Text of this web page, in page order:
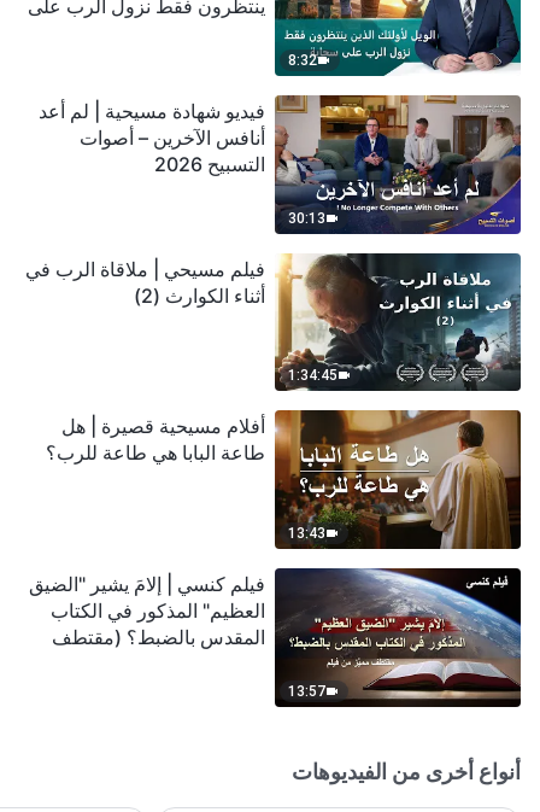
8:32
ينتظرون فقط نزول الرب على
30:13
فيديو شهادة مسيحية | لم أعد
أنافس الآخرين – أصوات
التسبيح 2026
1:34:45
فيلم مسيحي | ملاقاة الرب في
أثناء الكوارث (2)
13:43
أفلام مسيحية قصيرة | هل
طاعة البابا هي طاعة للرب؟
13:57
فيلم كنسي | إلامَ يشير "الضيق
العظيم" المذكور في الكتاب
المقدس بالضبط؟ (مقتطف
أنواع أخرى من الفيديوهات